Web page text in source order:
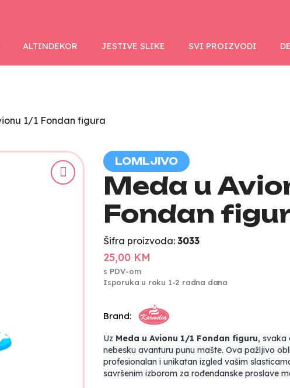
ALTINDEKOR JESTIVE SLIKE SVI PROIZVODI
1/1 Fondan figura
LOMLJIVO
Meda u
Fondan
Šifra proizvoda: 3033
25,00 KM
s PDV-om
Isporuka u roku 1-2 radna dana
Brand:
Uz Meda u Avionu 1/1 Fondan figuru, svaka
nebesku avanturu punu mašte. Ova pažljivo
profesionalan i unikatan izgled vašim
savršenim izborom za rođendanske proslave